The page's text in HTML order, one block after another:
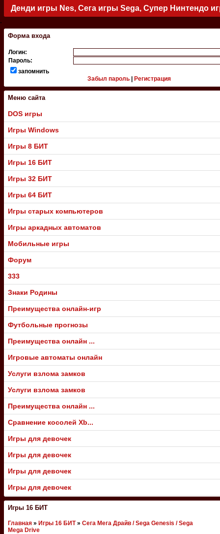
Денди игры Nes, Сега игры Sega, Супер Нинтендо
.
Форма входа
Логин:
Пароль:
запомнить
Забыл пароль
Регистрация
Меню сайта
DOS игры
Игры Windows
Игры 8 БИТ
Игры 16 БИТ
Игры 32 БИТ
Игры 64 БИТ
Игры старых компьютеров
Игры аркадных автоматов
Мобильные игры
Форум
333
Знаки Родины
Преимущества онлайн-игр
Футбольные прогнозы
Преимущества онлайн ...
Игровые автоматы онлайн
Услуги взлома замков
Услуги взлома замков
Преимущества онлайн ...
Сравнение косолей Xb...
Игры для девочек
Игры для девочек
Игры для девочек
Игры для девочек
Игры 16 БИТ
Главная » Игры 16 БИТ» Сега Мега Драйв / Sega Genesis / Sega
Mega Drive